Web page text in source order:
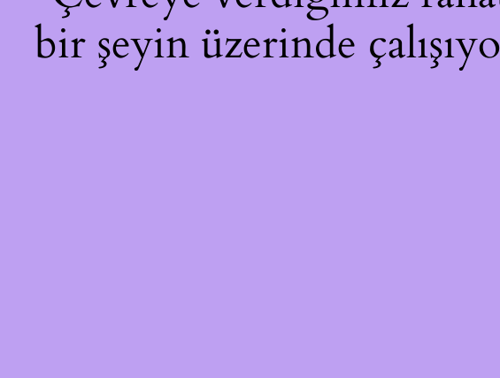
bir şeyin üzerinde